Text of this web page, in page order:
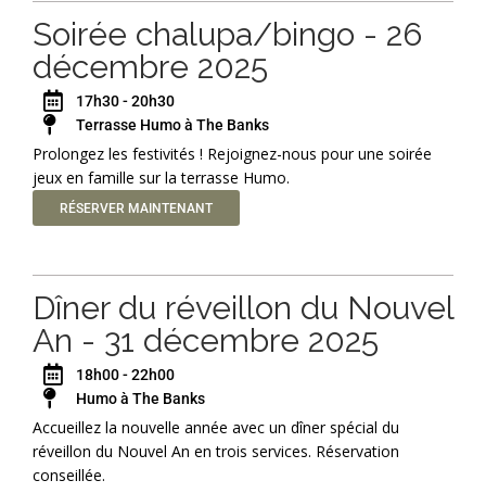
Soirée chalupa/bingo - 26
décembre 2025
17h30 - 20h30
Terrasse Humo à The Banks
Prolongez les festivités ! Rejoignez-nous pour une soirée
jeux en famille sur la terrasse Humo.
RÉSERVER MAINTENANT
Dîner du réveillon du Nouvel
An - 31 décembre 2025
18h00 - 22h00
Humo à The Banks
Accueillez la nouvelle année avec un dîner spécial du
réveillon du Nouvel An en trois services. Réservation
conseillée.